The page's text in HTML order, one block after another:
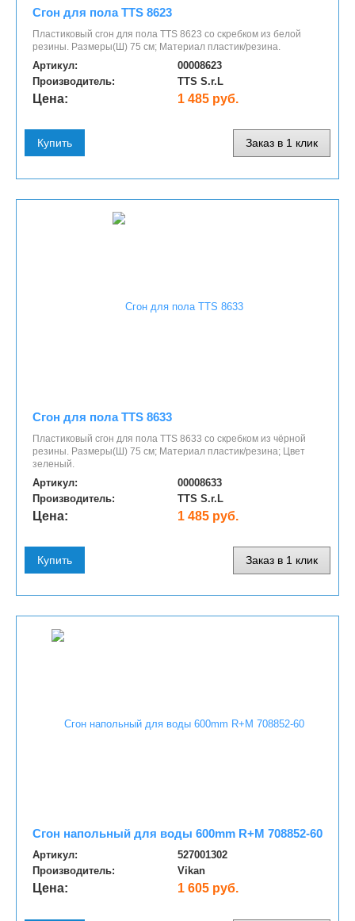
Сгон для пола TTS 8623
Пластиковый сгон для пола TTS 8623 со скребком из белой
резины. Размеры(Ш) 75 см; Материал пластик/резина.
Артикул:
00008623
Производитель:
TTS S.r.L
Цена: 1 485 руб.
Купить Заказ в 1 клик
Сгон для пола TTS 8633
Пластиковый сгон для пола TTS 8633 со скребком из чёрной
резины. Размеры(Ш) 75 см; Материал пластик/резина; Цвет
зеленый.
Артикул:
00008633
Производитель:
TTS S.r.L
Цена: 1 485 руб.
Купить Заказ в 1 клик
Сгон напольный для воды 600mm R+M 708852-60
Артикул:
527001302
Производитель:
Vikan
Цена: 1 605 руб.